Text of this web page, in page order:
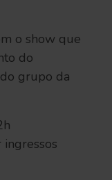
o show que
do
grupo da
ingressos